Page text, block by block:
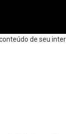
de seu